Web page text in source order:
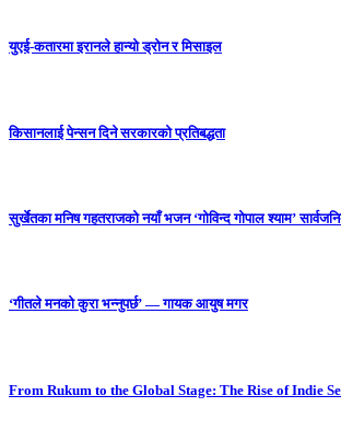
युएई-कतारमा इरानले हान्यो ड्रोन र मिसाइल
किसानलाई पेन्सन दिने सरकारको प्रतिबद्धता
सुर्खेतका मनिष गहतराजको नयाँ भजन ‘गोविन्द गोपाल श्याम’
‘गीतले मनको कुरा भन्नुपर्छ’ — गायक आयुष मगर
From Rukum to the Global Stage: The Rise of Indie